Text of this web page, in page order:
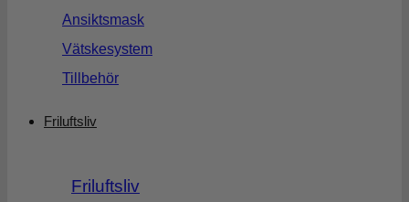
Ansiktsmask
Vätskesystem
Tillbehör
Friluftsliv
Friluftsliv